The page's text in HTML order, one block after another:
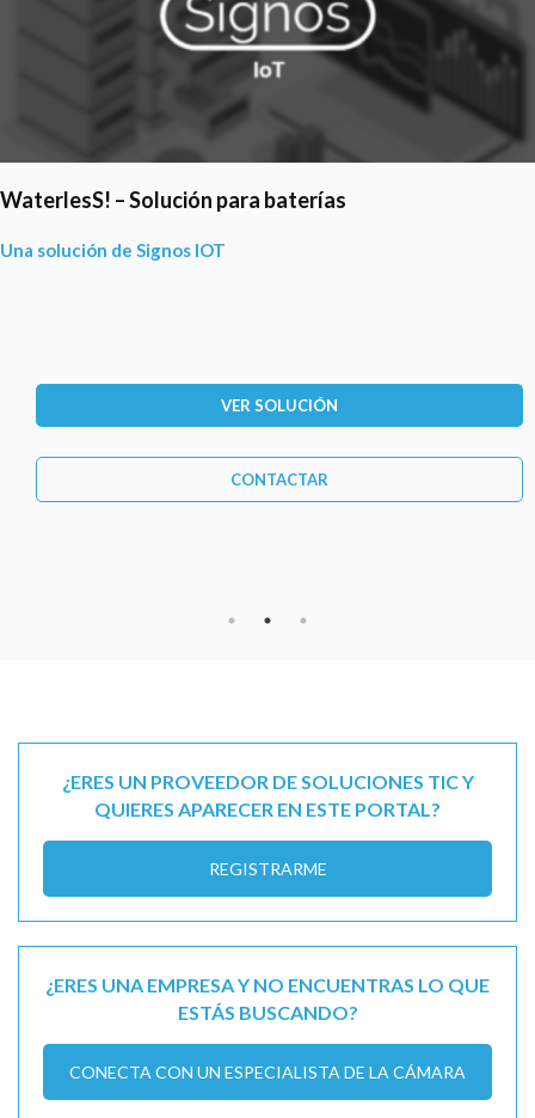
Dr IIoT – Monitorización de máquinas en entorno
VER SOLUCIÓN
CONTACTAR
¿ERES UN PROVEEDOR DE SOLUCIONES TIC Y
QUIERES APARECER EN ESTE PORTAL?
REGISTRARME
¿ERES UNA EMPRESA Y NO ENCUENTRAS LO QUE
ESTÁS BUSCANDO?
CONECTA CON UN ESPECIALISTA DE LA CÁMARA